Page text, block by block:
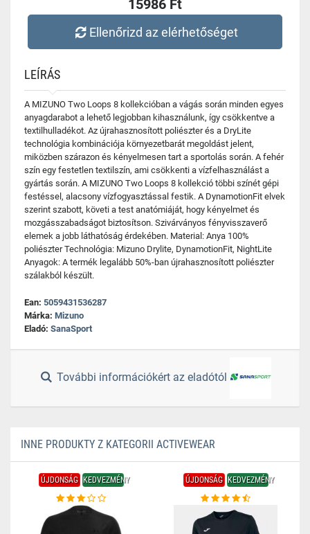
15986 Ft
Ellenőrizd az elérhetőséget
LEÍRÁS
A MIZUNO Two Loops 8 kollekcióban a vágás során minden egyes
anyagdarabot a lehető legjobban kihasználunk, így csökkentve a
textilhulladékot. Az újrahasznosított poliészter és a DryLite
technológia kombinációja környezetbarát megoldást jelent,
miközben szárazon és kényelmesen tart a sportolás során. A fehér
szín egy festetlen textilszín, ami csökkenti a vízfelhasználást a
gyártás során. A MIZUNO Two Loops 8 kollekció többi színét gépi
festéssel, alacsony vízfogyasztással festik. A DynamotionFit elvek
szerint szabott, követi a test anatómiáját, hogy kényelmet és
mozgásszabadságot biztosítson. Szivárványos fényvisszaverő
elemek a jobb láthatóság érdekében. Material: Anya 100%
poliészter Technológia: Mizuno Drylite, DynamotionFit, NightLite
Anyagok: A termék legalább 50%-ban újrahasznosított poliészter
szálakból készült.
Ean: 5059431536287
Márka: Mizuno
Eladó: SanaSport
További információkért az eladótól
INNE PRODUKTY Z KATEGORII ACTIVEWEAR
ÚJDONSÁG KEDVEZMÉNY ÚJDONSÁG KEDVEZMÉNY